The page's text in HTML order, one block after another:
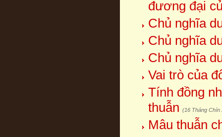
đương đại
Chủ nghĩa
Chủ nghĩa
Chủ nghĩa
Vai trò của
Tính đồng
thuẫn (16 Tháng Chín
Mâu thuẫn